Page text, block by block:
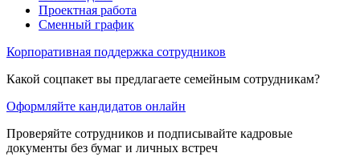
Проектная работа
Сменный график
Корпоративная поддержка сотрудников
Какой соцпакет вы предлагаете семейным сотрудникам?
Оформляйте кандидатов онлайн
Проверяйте сотрудников и подписывайте кадровые
документы без бумаг и личных встреч